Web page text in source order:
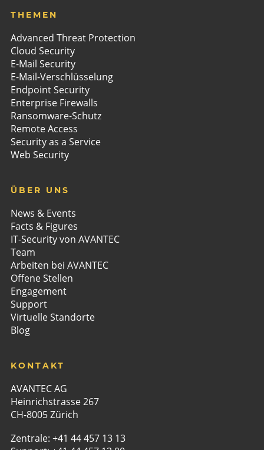
THEMEN
Advanced Threat Protection
Cloud Security
E-Mail Security
E-Mail-Verschlüsselung
Endpoint Security
Enterprise Firewalls
Ransomware-Schutz
Remote Access
Security as a Service
Web Security
ÜBER UNS
News & Events
Facts & Figures
IT-Security von AVANTEC
Team
Arbeiten bei AVANTEC
Offene Stellen
Engagement
Support
Virtuelle Standorte
Blog
KONTAKT
AVANTEC AG
Heinrichstrasse 267
CH-8005 Zürich
Zentrale: +41 44 457 13 13